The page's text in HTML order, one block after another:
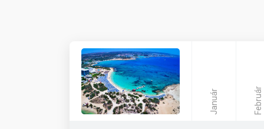
A helyszínen magyar nyelvű asszisztenciát
lehetőség fakultatív programokon történő
szobafoglalási lehetőségekről érdeklődjön
A repülőtéri illeték összege és a pótdíjak mértéke
árának időközi módosulása miatt változhat.
Transzfer minden esetben külön fizetendő, pontos
találhatók!
Január Február